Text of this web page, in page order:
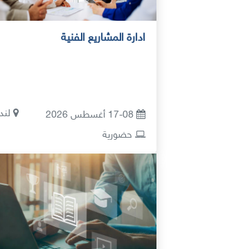
ادارة المشاريع الفنية
حضورية